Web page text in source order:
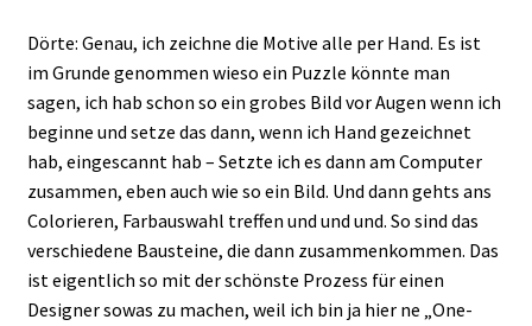
Dörte: Genau, ich zeichne die Motive alle per Hand. Es ist
im Grunde genommen wieso ein Puzzle könnte man
sagen, ich hab schon so ein grobes Bild vor Augen wenn ich
beginne und setze das dann, wenn ich Hand gezeichnet
hab, eingescannt hab – Setzte ich es dann am Computer
zusammen, eben auch wie so ein Bild. Und dann gehts ans
Colorieren, Farbauswahl treffen und und und. So sind das
verschiedene Bausteine, die dann zusammenkommen. Das
ist eigentlich so mit der schönste Prozess für einen
Designer sowas zu machen, weil ich bin ja hier ne „One-